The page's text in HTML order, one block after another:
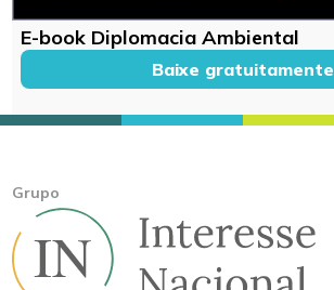
E-book Diplomacia Ambiental
Baixe gratuitamente
Grupo